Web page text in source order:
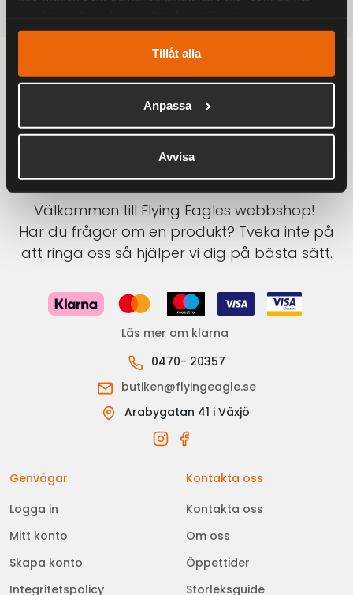
Tillåt alla
Anpassa
Avvisa
Välkommen till Flying Eagles webbshop!
Har du frågor om en produkt? Tveka inte på
att ringa oss så hjälper vi dig på bästa sätt.
Läs mer om klarna
0470- 20357
butiken@flyingeagle.se
Arabygatan 41 i Växjö
Genvägar
Logga in
Mitt konto
Skapa konto
Integritetspolicy
Kontakta oss
Kontakta oss
Om oss
Öppettider
Storleksguide